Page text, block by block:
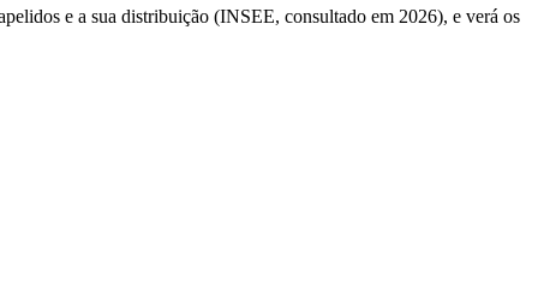
e a sua distribuição (INSEE, consultado em 2026), e verá os